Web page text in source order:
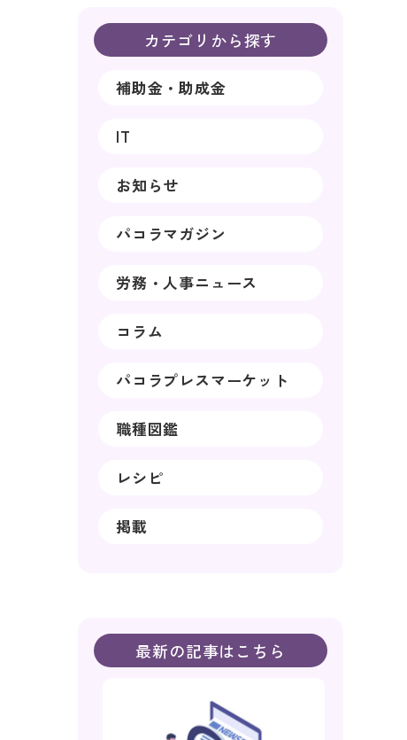
カテゴリから探す
補助金・助成金
IT
お知らせ
パコラマガジン
労務・人事ニュース
コラム
パコラプレスマーケット
職種図鑑
レシピ
掲載
最新の記事はこちら